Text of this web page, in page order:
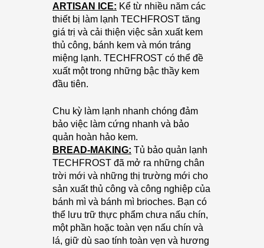
ARTISAN ICE: Kể từ nhiều năm các
thiết bị làm lạnh TECHFROST tăng
giá trị và cải thiện việc sản xuất kem
thủ công, bánh kem và món tráng
miệng lạnh. TECHFROST có thể đề
xuất một trong những bậc thầy kem
đầu tiên.
Chu kỳ làm lạnh nhanh chóng đảm
bảo việc làm cứng nhanh và bảo
quản hoàn hảo kem.
BREAD-MAKING: Tủ bảo quản lạnh
TECHFROST đã mở ra những chân
trời mới và những thị trường mới cho
sản xuất thủ công và công nghiệp của
bánh mì và bánh mì brioches. Bạn có
thể lưu trữ thực phẩm chưa nấu chín,
một phần hoặc toàn vẹn nấu chín và
lá, giữ dù sao tính toàn vẹn và hương